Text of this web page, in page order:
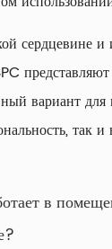
сердцевине и
вариант
так и
в